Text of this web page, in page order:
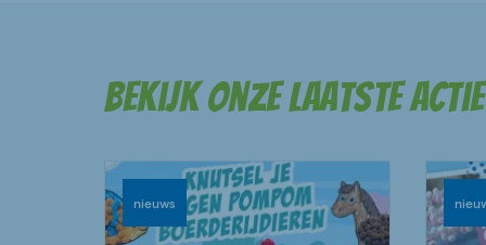
Bekijk onze laatste
nieuws